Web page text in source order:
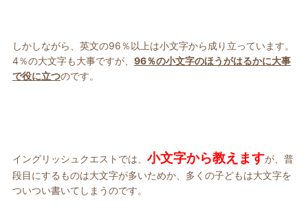
しかしながら、英文の96％以上は小文字から成り立っています。
4％の大文字も大事ですが、 96％の小文字のほうがはるかに大事
で役に立つのです。
イングリッシュクエストでは、 小文字から教えますが、普
段目にするものは大文字が多いためか、多くの子どもは大文字を
ついつい書いてしまうのです。